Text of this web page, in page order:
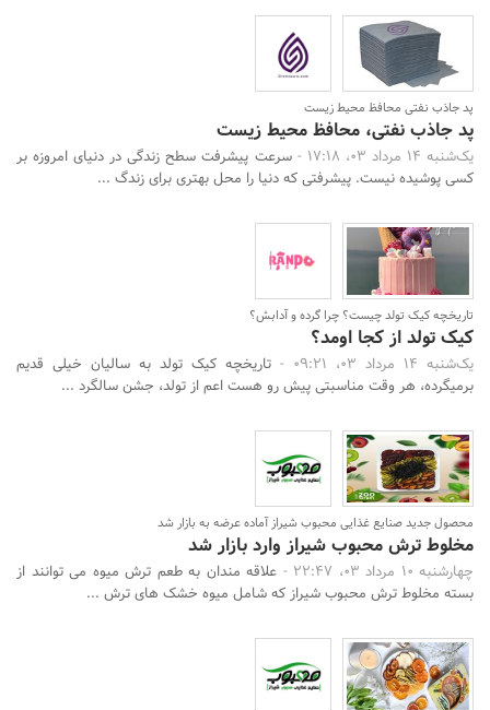
پد جاذب نفتی محافظ محیط زیست
پد جاذب نفتی، محافظ محیط زیست
یک‌شنبه 14 مرداد 03، 17:18 -
سرعت پیشرفت سطح زندگی در دنیای امروزه بر
کسی پوشیده نیست. پیشرفتی که دنیا را محل بهتری برای زندگ ...
تاریخچه کیک تولد چیست؟ چرا گرده و آدابش؟
کیک تولد از کجا اومد؟
یک‌شنبه 14 مرداد 03، 09:21 -
تاریخچه کیک تولد به سالیان خیلی قدیم
برمیگرده، هر وقت مناسبتی پیش رو هست اعم از تولد، جشن سالگرد ...
محصول جدید صنایع غذایی محبوب شیراز آماده عرضه به بازار شد
مخلوط ترش محبوب شیراز وارد بازار شد
چهارشنبه 10 مرداد 03، 22:47 -
علاقه مندان به طعم ترش میوه می توانند از
بسته مخلوط ترش محبوب شیراز که شامل میوه خشک های ترش ...